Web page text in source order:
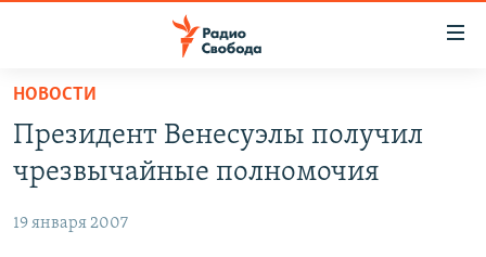
упрощенного
доступа
основному
ПОДКАСТЫ
АВТОРСКИЕ ПРОЕКТЫ
ЦИТАТЫ СВОБОДЫ
НОВОСТИ
Президент Венесуэлы получил
чрезвычайные полномочия
19 января 2007